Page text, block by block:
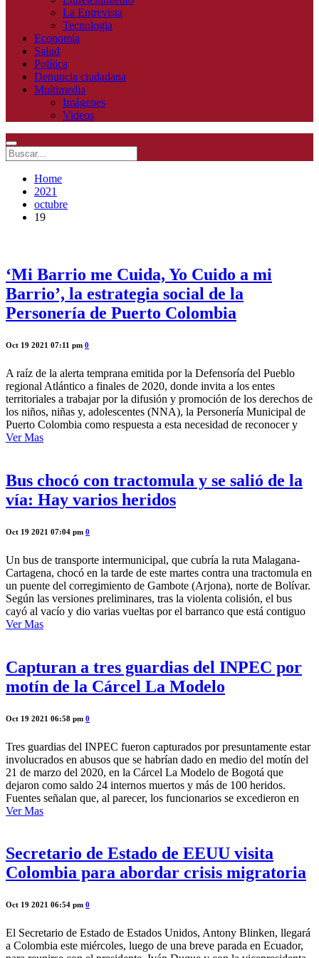
La Entrevista
Tecnologia
Economía
Salud
Política
Denuncia ciudadana
Multimedia
Imágenes
Videos
Home
2021
octubre
19
‘Mi Barrio me Cuida, Yo Cuido a mi
Barrio’, la estrategia social de la
Personería de Puerto Colombia
Oct 19 2021 07:11 pm 0
A raíz de la alerta temprana emitida por la Defensoría del Pueblo
regional Atlántico a finales de 2020, donde invita a los entes
territoriales a trabajar por la difusión y promoción de los derechos de
los niños, niñas y, adolescentes (NNA), la Personería Municipal de
Puerto Colombia como respuesta a esta necesidad de reconocer y
Ver Mas
Bus chocó con tractomula y se salió de la
vía: Hay varios heridos
Oct 19 2021 07:04 pm 0
Un bus de transporte intermunicipal, que cubría la ruta Malagana-
Cartagena, chocó en la tarde de este martes contra una tractomula en
un puente del corregimiento de Gambote (Arjona), norte de Bolívar.
Según las versiones preliminares, tras la violenta colisión, el bus
cayó al vacío y dio varias vueltas por el barranco que está contiguo
Ver Mas
Capturan a tres guardias del INPEC por
motín de la Cárcel La Modelo
Oct 19 2021 06:58 pm 0
Tres guardias del INPEC fueron capturados por presuntamente estar
involucrados en abusos que se habrían dado en medio del motín del
21 de marzo del 2020, en la Cárcel La Modelo de Bogotá que
dejaron como saldo 24 internos muertos y más de 100 heridos.
Fuentes señalan que, al parecer, los funcionarios se excedieron en
Ver Mas
Secretario de Estado de EEUU visita
Colombia para abordar crisis migratoria
Oct 19 2021 06:54 pm 0
El Secretario de Estado de Estados Unidos, Antony Blinken, llegará
a Colombia este miércoles, luego de una breve parada en Ecuador,